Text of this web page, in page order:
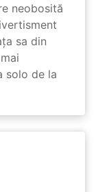
neobosită
sa din
solo de la